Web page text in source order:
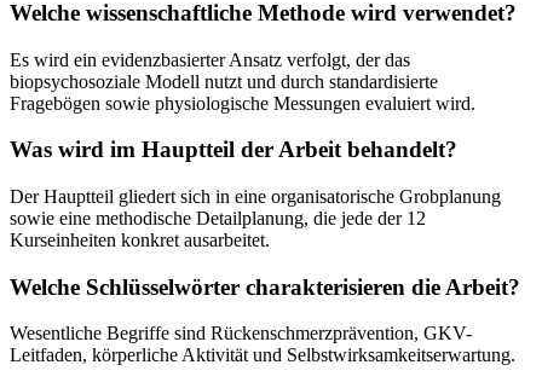
Welche wissenschaftliche Methode wird verwendet?
Es wird ein evidenzbasierter Ansatz verfolgt, der das
biopsychosoziale Modell nutzt und durch standardisierte
Fragebögen sowie physiologische Messungen evaluiert wird.
Was wird im Hauptteil der Arbeit behandelt?
Der Hauptteil gliedert sich in eine organisatorische Grobplanung
sowie eine methodische Detailplanung, die jede der 12
Kurseinheiten konkret ausarbeitet.
Welche Schlüsselwörter charakterisieren die Arbeit?
Wesentliche Begriffe sind Rückenschmerzprävention, GKV-
Leitfaden, körperliche Aktivität und Selbstwirksamkeitserwartung.